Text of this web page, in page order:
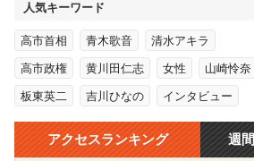
人気キーワード
高市首相 青木歌音 清水アキラ
高市政権 黄川田仁志 女性 山崎怜奈
板東英二 吉川ひなの インタビュー
アクセスランキング 週間